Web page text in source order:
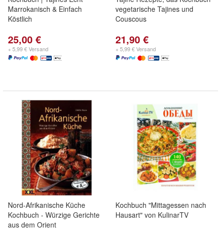
Marrokanisch & Einfach
Köstlich
25,00 €
+ 5,99 € Versand
vegetarische Tajines und
Couscous
21,90 €
+ 5,99 € Versand
Nord-Afrikanische Küche
Kochbuch - Würzige Gerichte
aus dem Orient
Kochbuch "Mittagessen nach
Hausart" von KulinarTV